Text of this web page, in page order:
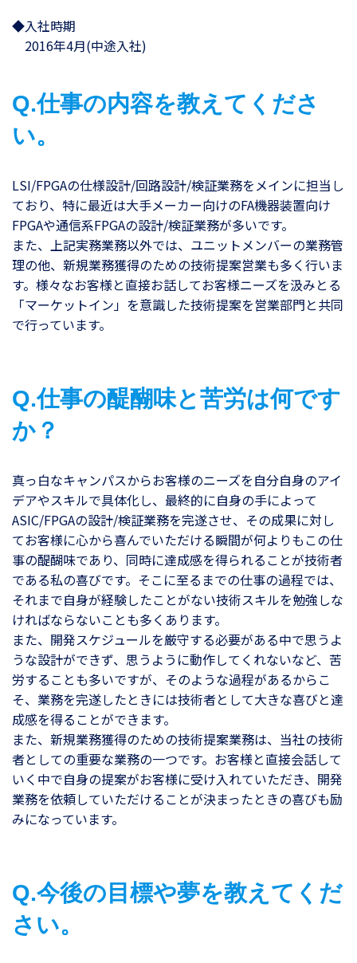
◆入社時期
2016年4月(中途入社)
Q.仕事の内容を教えてくださ
い。
LSI/FPGAの仕様設計/回路設計/検証業務をメインに担当し
ており、特に最近は大手メーカー向けのFA機器装置向け
FPGAや通信系FPGAの設計/検証業務が多いです。
また、上記実務業務以外では、ユニットメンバーの業務管
理の他、新規業務獲得のための技術提案営業も多く行いま
す。様々なお客様と直接お話してお客様ニーズを汲みとる
「マーケットイン」を意識した技術提案を営業部門と共同
で行っています。
Q.仕事の醍醐味と苦労は何です
か？
真っ白なキャンパスからお客様のニーズを自分自身のアイ
デアやスキルで具体化し、最終的に自身の手によって
ASIC/FPGAの設計/検証業務を完遂させ、その成果に対し
てお客様に心から喜んでいただける瞬間が何よりもこの仕
事の醍醐味であり、同時に達成感を得られることが技術者
である私の喜びです。そこに至るまでの仕事の過程では、
それまで自身が経験したことがない技術スキルを勉強しな
ければならないことも多くあります。
また、開発スケジュールを厳守する必要がある中で思うよ
うな設計ができず、思うように動作してくれないなど、苦
労することも多いですが、そのような過程があるからこ
そ、業務を完遂したときには技術者として大きな喜びと達
成感を得ることができます。
また、新規業務獲得のための技術提案業務は、当社の技術
者としての重要な業務の一つです。お客様と直接会話して
いく中で自身の提案がお客様に受け入れていただき、開発
業務を依頼していただけることが決まったときの喜びも励
みになっています。
Q.今後の目標や夢を教えてくだ
さい。